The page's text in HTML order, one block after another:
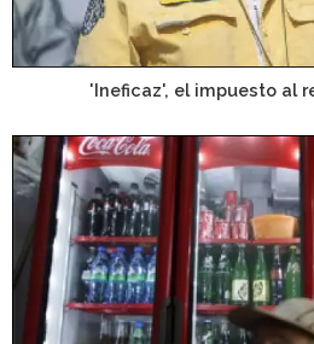
'Ineficaz', el impuesto al